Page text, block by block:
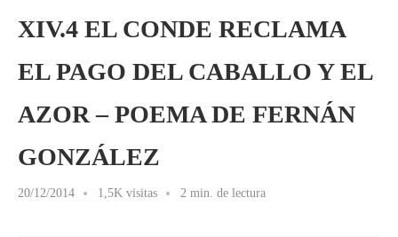
XIV.4 EL CONDE RECLAMA
EL PAGO DEL CABALLO Y EL
AZOR – POEMA DE FERNÁN
GONZÁLEZ
20/12/2014 1,5K visitas 2 min. de lectura